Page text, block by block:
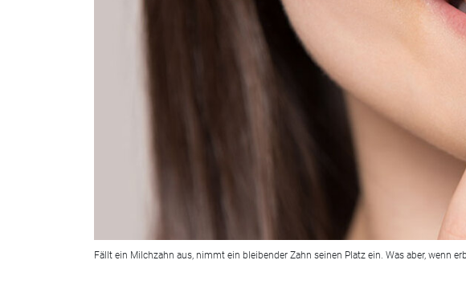
Fällt ein Milchzahn aus, nimmt ein bleibender Zahn seinen Platz ein. Was aber, wenn